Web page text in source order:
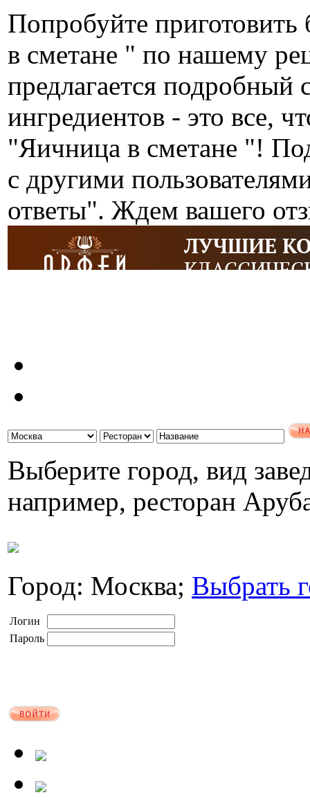
Попробуйте
в сметане " по нашему
предлагается подробный
ингредиентов - это все,
"Яичница в сметане "!
с другими
ответы". Ждем вашего
Выберите город, вид
например, ресторан
Город: Москва; Выбрать
Логин
Пароль